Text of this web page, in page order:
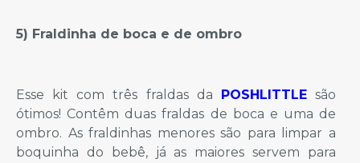
5) Fraldinha de boca e de ombro
Esse kit com três fraldas da POSHLITTLEsão
ótimos! Contêm duas fraldas de boca e uma de
ombro. As fraldinhas menores são para limpar a
boquinha do bebê, já as maiores servem para